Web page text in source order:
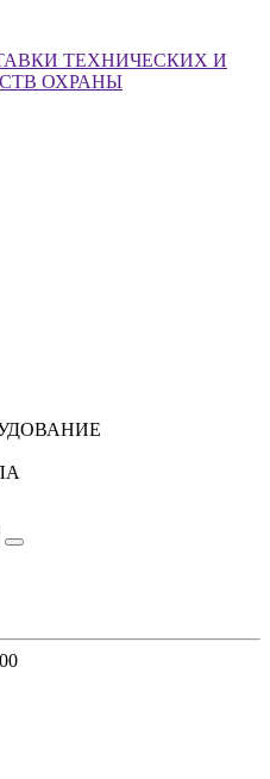
ТЕХНИЧЕСКИХ И
ОХРАНЫ